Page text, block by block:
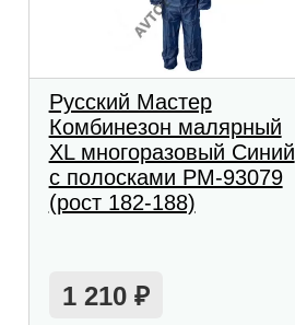
Русский Мастер
Комбинезон малярный
XL многоразовый Синий
с полосками РМ-93079
(рост 182-188)
1 210 ₽